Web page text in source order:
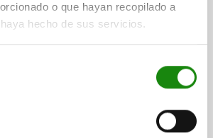
o que hayan recopilado a
hecho de sus servicios.